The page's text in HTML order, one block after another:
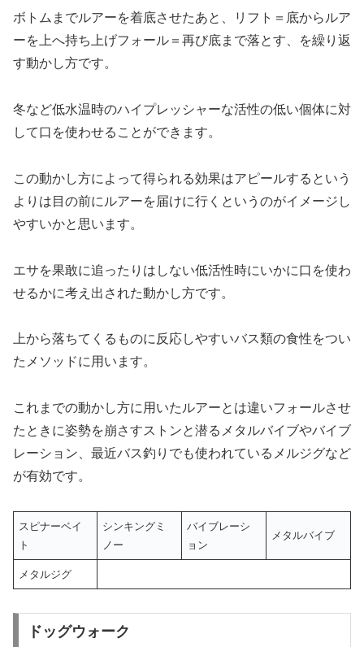
ボトムまでルアーを着底させたあと、リフト＝底からルア
ーを上へ持ち上げフォール＝再び底まで落とす、を繰り返
す動かし方です。
冬など低水温時のハイプレッシャーな活性の低い個体に対
して口を使わせることができます。
この動かし方によって得られる効果はアピールするという
よりは目の前にルアーを届けに行くというのがイメージし
やすいかと思います。
エサを果敢に追ったりはしない低活性時にいかに口を使わ
せるかに考え出された動かし方です。
上から落ちてくるものに反応しやすいバス類の食性をつい
たメソッドに用います。
これまでの動かし方に用いたルアーとは違いフォールさせ
たときに姿勢を崩さすストンと潜るメタルバイブやバイブ
レーション、最近バス釣りでも使われているメルジグなど
が有効です。
スピナーベイ
ト
シンキングミ
ノー
バイブレーシ
ョン
メタルバイブ
メタルジグ
ドッグウォーク